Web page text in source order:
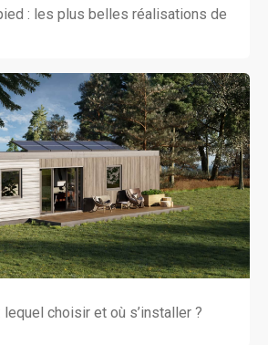
: les plus belles réalisations de
choisir et où s’installer ?